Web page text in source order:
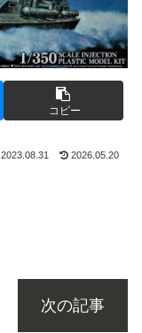
コピー
2023.08.31 2026.05.20
次の記事